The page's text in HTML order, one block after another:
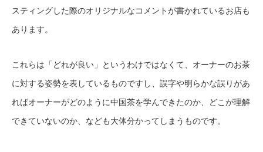
スティングした際のオリジナルなコメントが書かれているお店も
あります。
これらは「どれが良い」というわけではなくて、オーナーのお茶
に対する姿勢を表しているものですし、誤字や明らかな誤りがあ
ればオーナーがどのように中国茶を学んできたのか、どこが理解
できていないのか、なども大体分かってしまうものです。